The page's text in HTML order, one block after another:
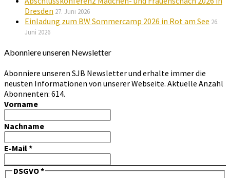
Dresden 27. Juni 2026
Einladung zum BW Sommercamp 2026 in Rot am See 26.
Juni 2026
Abonniere unseren Newsletter
Abonniere unseren SJB Newsletter und erhalte immer die
neusten Informationen von unserer Webseite. Aktuelle Anzahl
Abonnenten: 614.
Vorname
Nachname
E-Mail*
DSGVO*